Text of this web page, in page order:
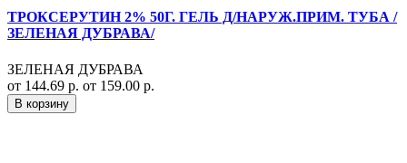
ТРОКСЕРУТИН 2% 50Г. ГЕЛЬ Д/НАРУЖ.ПРИМ. ТУБА /
ЗЕЛЕНАЯ ДУБРАВА/
ЗЕЛЕНАЯ ДУБРАВА
от 144.69 р. от 159.00 р.
В корзину